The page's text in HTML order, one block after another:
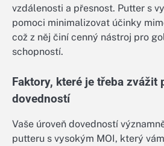
vzdálenosti a přesnost. Putter s
pomoci minimalizovat účinky
což z něj činí cenný nástroj pro
schopností.
Faktory, které je třeba zvážit
dovedností
Vaše úroveň dovedností
putteru s vysokým MOI, který